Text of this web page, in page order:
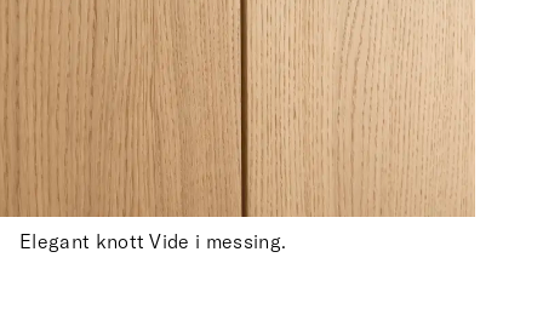
Elegant knott Vide i messing.